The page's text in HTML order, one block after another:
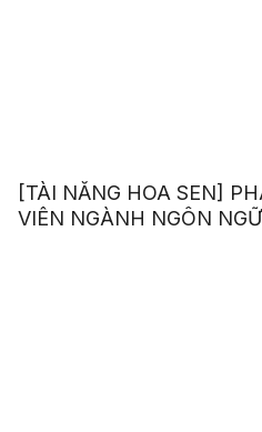
[TÀI NĂNG HOA SEN]
VIÊN NGÀNH NGÔN